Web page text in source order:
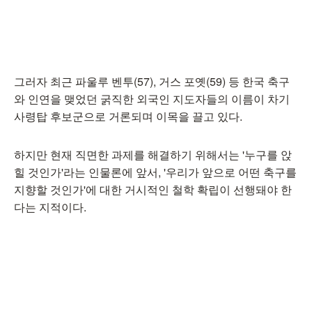
그러자 최근 파울루 벤투(57), 거스 포옛(59) 등 한국 축구
와 인연을 맺었던 굵직한 외국인 지도자들의 이름이 차기
사령탑 후보군으로 거론되며 이목을 끌고 있다.
하지만 현재 직면한 과제를 해결하기 위해서는 '누구를 앉
힐 것인가'라는 인물론에 앞서, '우리가 앞으로 어떤 축구를
지향할 것인가'에 대한 거시적인 철학 확립이 선행돼야 한
다는 지적이다.